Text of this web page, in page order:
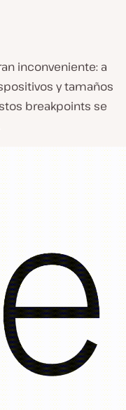
inconveniente: a
y tamaños
breakpoints se